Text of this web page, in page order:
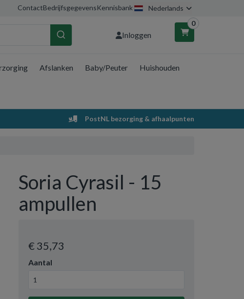
ContactBedrijfsgegevensKennisbank Nederlands
Inloggen
0
Winkelwagen
Uw winkelwagen is leeg.
Vul hem met producten.
Afslanken Baby/Peuter Huishouden
PostNL bezorging & afhaalpunten
Soria Cyrasil - 15
ampullen
€ 35,73
Aantal